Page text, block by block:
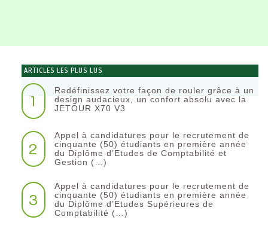
ARTICLES LES PLUS LUS
1
Redéfinissez votre façon de rouler grâce à un
design audacieux, un confort absolu avec la
JETOUR X70 V3
2
Appel à candidatures pour le recrutement de
cinquante (50) étudiants en première année
du Diplôme d’Etudes de Comptabilité et
Gestion (…)
3
Appel à candidatures pour le recrutement de
cinquante (50) étudiants en première année
du Diplôme d’Etudes Supérieures de
Comptabilité (…)